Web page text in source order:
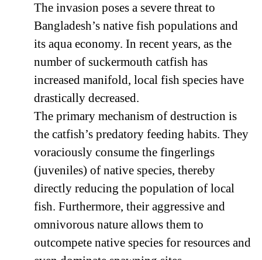
The invasion poses a severe threat to
Bangladesh’s native fish populations and
its aqua economy. In recent years, as the
number of suckermouth catfish has
increased manifold, local fish species have
drastically decreased.
The primary mechanism of destruction is
the catfish’s predatory feeding habits. They
voraciously consume the fingerlings
(juveniles) of native species, thereby
directly reducing the population of local
fish. Furthermore, their aggressive and
omnivorous nature allows them to
outcompete native species for resources and